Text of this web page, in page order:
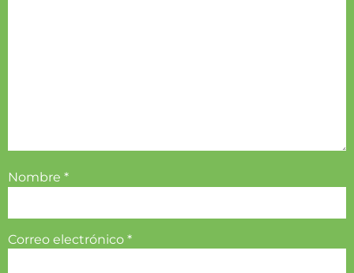
Nombre *
Correo electrónico *